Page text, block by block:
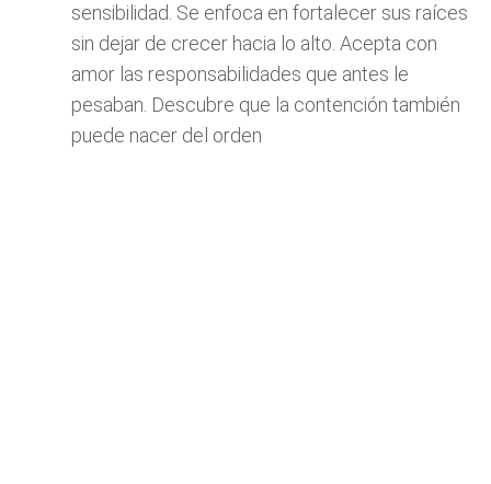
sensibilidad. Se enfoca en fortalecer sus raíces
sin dejar de crecer hacia lo alto. Acepta con
amor las responsabilidades que antes le
pesaban. Descubre que la contención también
puede nacer del orden